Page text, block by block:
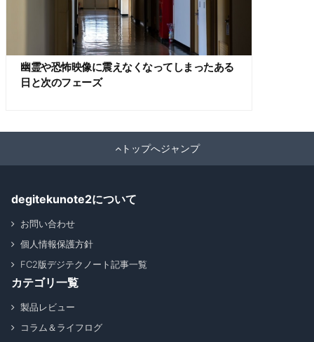
幽霊や恐怖映像に震えなくなってしまったある
日と次のフェーズ
トップへジャンプ
degitekunote2について
お問い合わせ
個人情報保護方針
FC2版デジテクノート記事一覧
カテゴリ一覧
製品レビュー
コラム＆ライフログ